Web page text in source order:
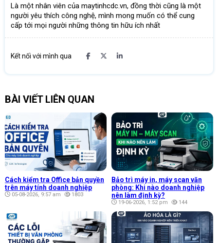
Là một nhân viên của maytinhcdc.vn, đồng thời cũng là một
người yêu thích công nghệ, mình mong muốn có thể cung
cấp tới mọi người những thông tin hữu ích nhất
Kết nối với mình qua
BÀI VIẾT LIÊN QUAN
Cách kiểm tra Office bản quyền
trên máy tính doanh nghiệp
05-08-2026, 9:57 am 1803
Bảo trì máy in, máy scan văn
phòng: Khi nào doanh nghiệp
nên làm định kỳ?
19-06-2026, 1:52 pm 144